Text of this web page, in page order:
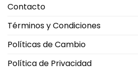
Contacto
Términos y Condiciones
Políticas de Cambio
Política de Privacidad